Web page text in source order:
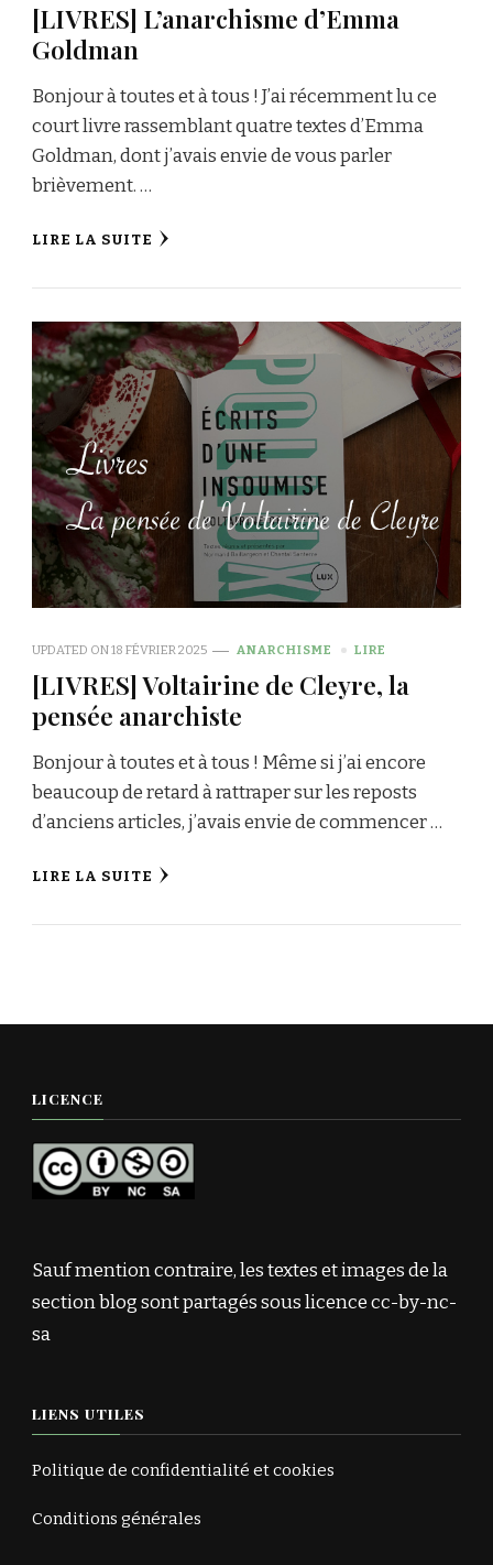
[LIVRES] L’anarchisme d’Emma
Goldman
Bonjour à toutes et à tous ! J’ai récemment lu ce
court livre rassemblant quatre textes d’Emma
Goldman, dont j’avais envie de vous parler
brièvement. …
LIRE LA SUITE
UPDATED ON18 FÉVRIER 2025 ANARCHISME LIRE
[LIVRES] Voltairine de Cleyre, la
pensée anarchiste
Bonjour à toutes et à tous ! Même si j’ai encore
beaucoup de retard à rattraper sur les reposts
d’anciens articles, j’avais envie de commencer …
LIRE LA SUITE
LICENCE
Sauf mention contraire, les textes et images de la
section blog sont partagés sous licence cc-by-nc-
sa
LIENS UTILES
Politique de confidentialité et cookies
Conditions générales